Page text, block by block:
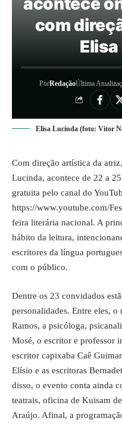
com
PorRedaçãoÚltima
Elisa Lucinda (foto: Vitor
Com direção artística da
Lucinda, acontece de 22 a
gratuita pelo canal do
https://www.youtube.com/
feira literária nacional. A
hábito da leitura,
escritores da língua
com o público.
Dentre os 23 convidados
personalidades. Entre eles,
Ramos, a psicóloga,
Mosé, o escritor e professor
escritor capixaba Caê
Elísio e as escritoras
disso, o evento conta ainda
teatrais, oficina de Kuisam
Araújo. Afinal, a